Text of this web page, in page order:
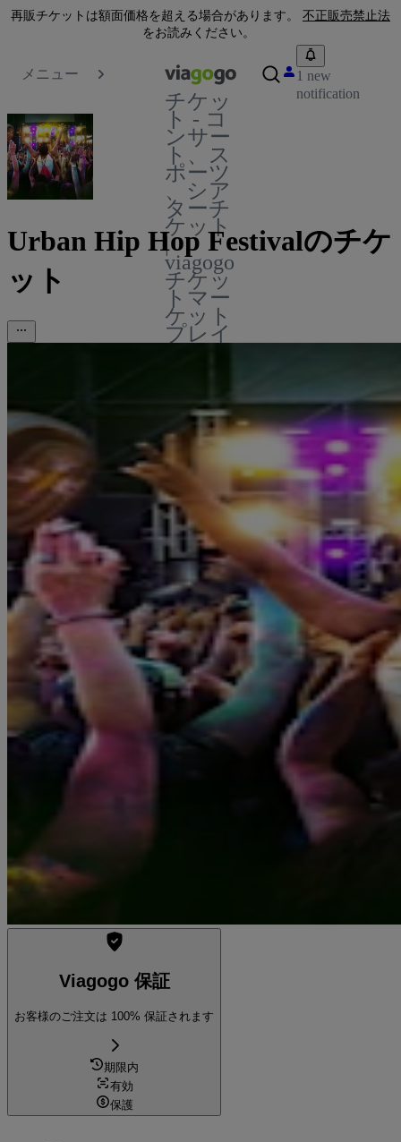
再販チケットは額面価格を超える場合があります。 不正販売禁止法
をお読みください。
メニュー
チケッ
ト - コ
ンサー
ト、ス
ポーツ
、シア
ターチ
ケット
|
viagogo
チケッ
トマー
ケット
プレイ
1 new
notification
Urban Hip Hop Festivalのチケ
ット
Viagogo 保証
お客様のご注文は 100% 保証されます
期限内
有効
保護